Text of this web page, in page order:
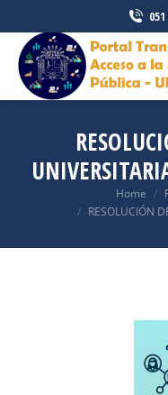
Home
RESOLUCIÓN